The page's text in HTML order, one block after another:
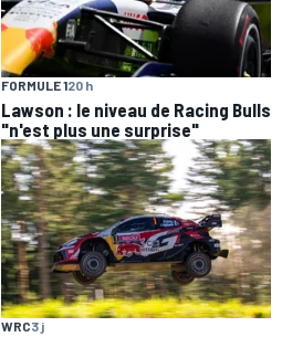
FORMULE 120 h
Lawson : le niveau de Racing Bulls
"n'est plus une surprise"
WRC3 j